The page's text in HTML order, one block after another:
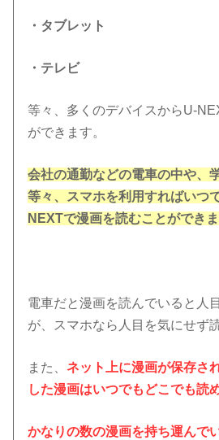
・タブレット
・テレビ
等々、多くのデバイスからU-
ができます。
会社の通勤などの電車の中や、
等々、スマホを利用すればいつ
NEXTで漫画を読むことができま
電車だと漫画を読んでいると人
が、スマホなら人目を気にせず
また、ネット上に漫画が保存さ
した漫画はいつでもどこでも読
かなりの数の漫画を持ち運んで